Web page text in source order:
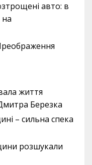
авто: в
на
життя
Березка
– сильна спека
розшукали